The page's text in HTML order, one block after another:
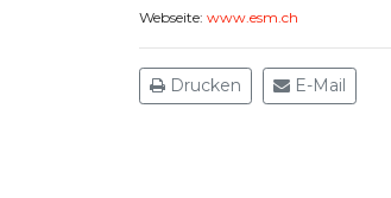
Webseite: www.esm.ch
Drucken E-Mail